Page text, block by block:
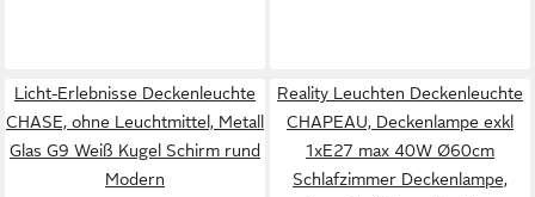
Licht-Erlebnisse Deckenleuchte
CHASE, ohne Leuchtmittel, Metall
Glas G9 Weiß Kugel Schirm rund
Modern
Reality Leuchten Deckenleuchte
CHAPEAU, Deckenlampe exkl
1xE27 max 40W Ø60cm
Schlafzimmer Deckenlampe,